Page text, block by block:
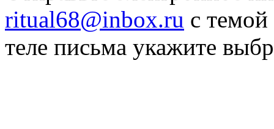
ritual68@inbox.ru с
теле письма укажите